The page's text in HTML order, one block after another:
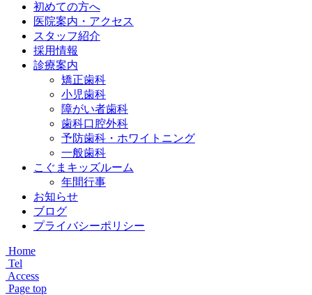
初めての方へ
医院案内・アクセス
スタッフ紹介
採用情報
診療案内
矯正歯科
小児歯科
障がい者歯科
歯科口腔外科
予防歯科・ホワイトニング
一般歯科
こぐまキッズルーム
年間行事
お知らせ
ブログ
プライバシーポリシー
Home
Tel
Access
Page top